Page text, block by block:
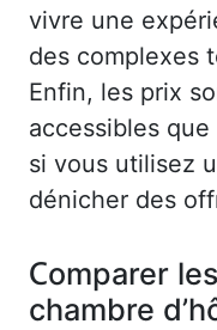
vivre une
des complexes
Enfin, les prix
accessibles
si vous utilisez
dénicher des
Comparer
chambre